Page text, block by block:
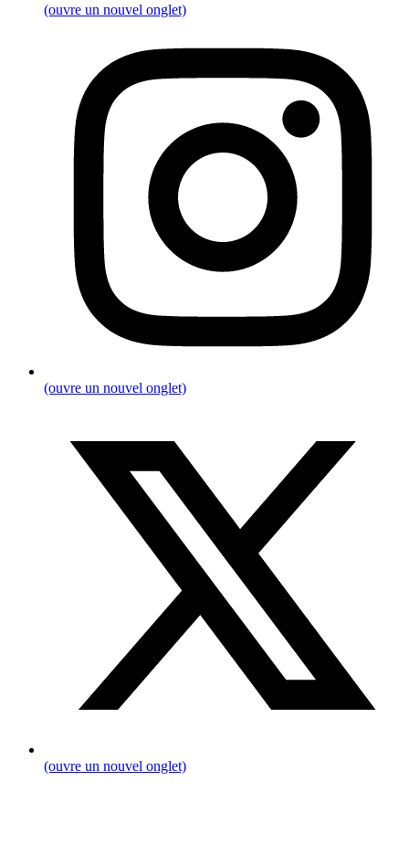
(ouvre un nouvel onglet)
(ouvre un nouvel onglet)
(ouvre un nouvel onglet)